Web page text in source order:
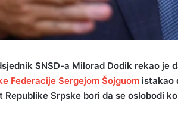
SNSD-a Milorad Dodik rekao je
Federacije Sergejom Šojguom istakao
Republike Srpske bori da se oslobodi